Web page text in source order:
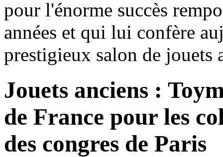
pour l'énorme succès
années et qui lui confère
prestigieux salon de jouets
Jouets anciens :
de France pour les
des congres de Paris